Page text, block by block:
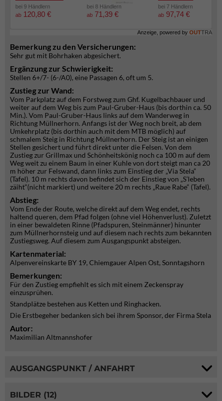
bei 9 Händlern
ab 120,80 €
bei 8 Händlern
ab 71,39 €
bei 7 Händlern
ab 97,74 €
Anzeige, powered by OUTTRA
Bemerkung zu den Versicherungen:
Sehr gut mit Bohrhaken abgesichert.
Ergänzung zur Schwierigkeit:
Stellen 6+/7- (6-/A0), eine Passagen 6, oft um 5.
Zustieg zur Wand:
Vom Parkplatz auf dem Forstweg zum Ghf. Kugelbachbauer und
weiter auf dem Weg bis zum Paul-Gruber-Haus (bis dorthin ca. 50
Min.). Vom Paul-Gruber-Haus links auf dem Wanderweg in
Richtung Müllnerhorn. Anfangs ist der Weg noch breit, ab dem
Umkehrplatz (bis dorthin auch mit dem MTB möglich) auf
schmalem Steig in Richtung Müllnerhorn. Der Steig ist an einigen
Stellen gesichert und führt direkt unter die Felsen. Von dem
Zustieg zur Grillmax und Schönheitskönig noch ca 100 m auf dem
Weg weit zu einem Baum in einer Kuhle von dort steigt man ca 20
m höher zur Felswand, dann links zum Einstieg der „Via Stela“
(Tafel). 10 m rechts davon befindet sich der Einstieg von „S’leben
zäiht“(nicht markiert) und weitere 20 m rechts „Raue Rabe“ (Tafel).
Abstieg:
Vom Ende der Route, welche direkt auf dem Weg endet, rechts
haltend queren, dem Pfad folgen (ohne viel Höhenverlust). Zuletzt
in einer bewaldeten Rinne (Pfadspuren, Steinmänner) hinunter
zum Müllnerhornsteig und auf diesem nach rechts zum bekannten
Zustiegsweg. Auf diesem zum Ausgangspunkt absteigen.
Kartenmaterial:
Alpenvereinskarte BY 19, Chiemgauer Alpen Ost, Sonntagshorn
Bemerkungen:
Für den Zustieg empfiehlt es sich mit einem Zeckenspray
einzusprühen.
Standplätze bestehen aus Ketten und Ringhacken.
Die Erstbegeher bedanken sich bei ihrem Sponsor, der Firma Stela
Autor:
Maximilian Altmannshofer
AUSGANGSPUNKT / ANFAHRT
BILDER (12)